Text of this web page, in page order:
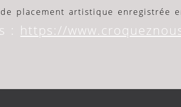
placement artistique enregistrée
: https://